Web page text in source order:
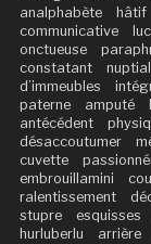
analphabète
hâtif
communicative
onctueuse
constatant
nuptial
d’immeubles
paterne
amputé
antécédent
désaccoutumer
cuvette
embrouillamini
ralentissement
stupre
esquisses
hurluberlu
arrière